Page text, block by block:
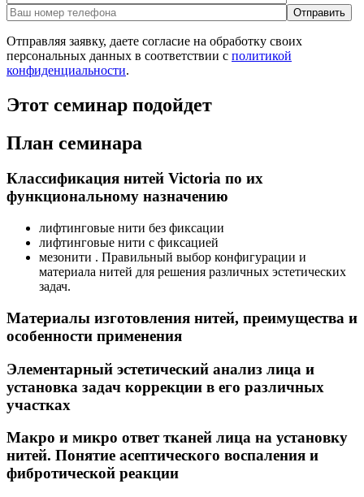
Отправляя заявку, даете согласие на обработку своих
персональных данных в соответствии с политикой
конфиденциальности.
Этот семинар подойдет
План семинара
Классификация нитей Victoria по их
функциональному назначению
лифтинговые нити без фиксации
лифтинговые нити с фиксацией
мезонити . Правильный выбор конфигурации и
материала нитей для решения различных эстетических
задач.
Материалы изготовления нитей, преимущества и
особенности применения
Элементарный эстетический анализ лица и
установка задач коррекции в его различных
участках
Макро и микро ответ тканей лица на установку
нитей. Понятие асептического воспаления и
фибротической реакции